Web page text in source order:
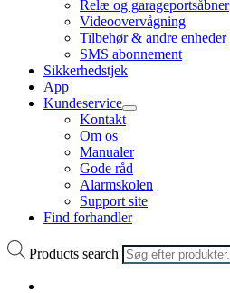
Relæ og garageportsåbner
Videoovervågning
Tilbehør & andre enheder
SMS abonnement
Sikkerhedstjek
App
Kundeservice
Kontakt
Om os
Manualer
Gode råd
Alarmskolen
Support site
Find forhandler
Products search